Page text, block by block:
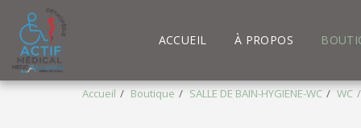
ACCUEIL À PROPOS
Accueil Boutique SALLE DE BAIN-HYGIENE-WC WC